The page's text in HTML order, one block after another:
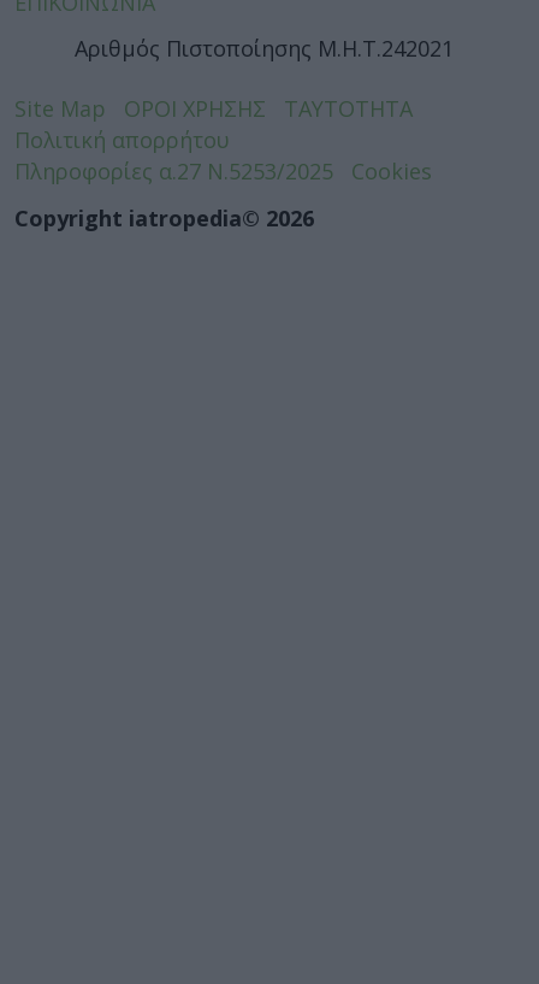
Αριθμός Πιστοποίησης Μ.Η.Τ.242021
Site Map ΟΡΟΙ ΧΡΗΣΗΣ
ΤΑΥΤΟΤΗΤΑ
Πολιτική απορρήτου
Πληροφορίες α.27 Ν.5253/2025
Cookies
Copyright iatropedia© 2026